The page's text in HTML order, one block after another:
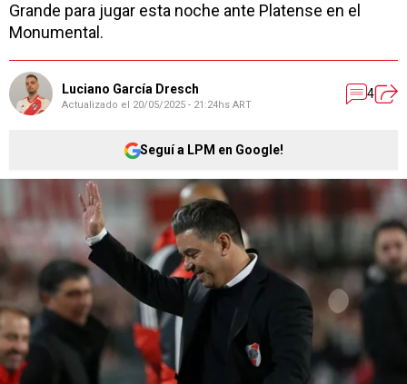
Grande para jugar esta noche ante Platense en el
Monumental.
Luciano García Dresch
Actualizado el 20/05/2025 - 21:24hs ART
4
Seguí a LPM en Google!